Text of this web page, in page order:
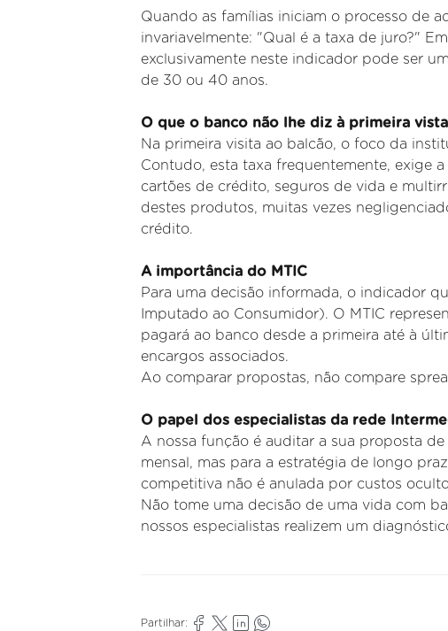
Quando as famílias iniciam o processo de
invariavelmente: "Qual é a taxa de juro?"
exclusivamente neste indicador pode ser
de 30 ou 40 anos.
O que o banco não lhe diz à primeira vista
Na primeira visita ao balcão, o foco da
Contudo, esta taxa frequentemente, exige
cartões de crédito, seguros de vida e
destes produtos, muitas vezes
crédito.
A importância do MTIC
Para uma decisão informada, o indicador
Imputado ao Consumidor). O MTIC
pagará ao banco desde a primeira até à
encargos associados.
Ao comparar propostas, não compare
O papel dos especialistas da rede
A nossa função é auditar a sua proposta
mensal, mas para a estratégia de longo
competitiva não é anulada por custos
Não tome uma decisão de uma vida com
nossos especialistas realizem um
Partilhar: